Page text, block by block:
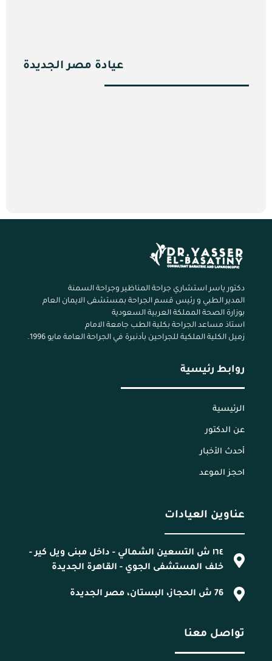
عيادة مصر الجديدة
دكتور ياسر استشاري جراحة المناظير وجراحة السمنة
المدير الطبي و رئيس قسم الجراحة بمستشفى الايمان العام
بوزارة الصحة المملكة العربية السعودية
استاذ مساعد الجراحة بكلية الطب جامعة الامام
زميل الكلية الملكية للجراحين بأدنبرة في الجراحة العامة مايو 1996.
روابط رئيسية
الرئيسية
عن الدكتور
أحدث الأخبار
احجز الموعد
عناوين العيادات
١٦٤ ش التسعين الشمالي - داخل مبنى ويل كير -
خلف المستشفى الجوي - القاهرة الجديدة
76 ش الحجاز، البستان، مصر الجديدة
تواصل معنا